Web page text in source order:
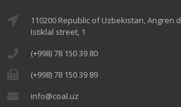
110200 Republic of Uzbekistan, Angren
Istiklal street, 1
(+998) 78 150 39 80
(+998) 78 150 39 89
info@coal.uz